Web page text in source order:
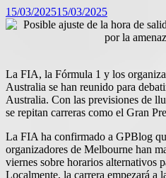
15/03/202515/03/2025
La FIA, la Fórmula 1 y los
Australia se han reunido para
Australia. Con las previsiones de
se repitan carreras como el Gran
La FIA ha confirmado a GPBlog
organizadores de Melbourne han
viernes sobre horarios alternativos
Localmente, la carrera empezará a